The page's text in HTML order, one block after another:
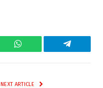
WhatsApp Telegram
NEXT ARTICLE